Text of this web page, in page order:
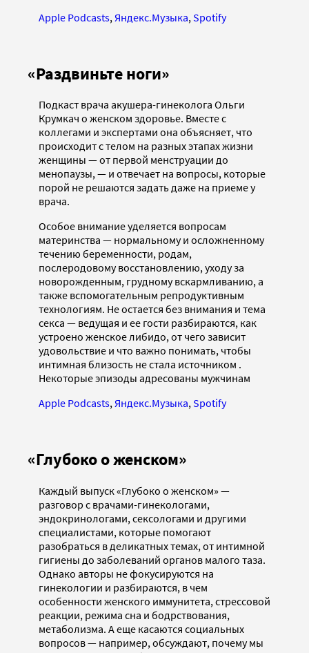
Apple Podcasts, Яндекс.Музыка, Spotify
«Раздвиньте ноги»
Подкаст врача акушера-гинеколога Ольги
Крумкач о женском здоровье. Вместе с
коллегами и экспертами она объясняет, что
происходит с телом на разных этапах жизни
женщины — от первой менструации до
менопаузы, — и отвечает на вопросы, которые
порой не решаются задать даже на приеме у
врача.
Особое внимание уделяется вопросам
материнства — нормальному и осложненному
течению беременности, родам,
послеродовому восстановлению, уходу за
новорожденным, грудному вскармливанию, а
также вспомогательным репродуктивным
технологиям. Не остается без внимания и тема
секса — ведущая и ее гости разбираются, как
устроено женское либидо, от чего зависит
удовольствие и что важно понимать, чтобы
интимная близость не стала источником .
Некоторые эпизоды адресованы мужчинам
Apple Podcasts,Яндекс.Музыка,Spotify
«Глубоко о женском»
Каждый выпуск «Глубоко о женском» —
разговор с врачами-гинекологами,
эндокринологами, сексологами и другими
специалистами, которые помогают
разобраться в деликатных темах, от интимной
гигиены до заболеваний органов малого таза.
Однако авторы не фокусируются на
гинекологии и разбираются, в чем
особенности женского иммунитета, стрессовой
реакции, режима сна и бодрствования,
метаболизма. А еще касаются социальных
вопросов — например, обсуждают, почему мы